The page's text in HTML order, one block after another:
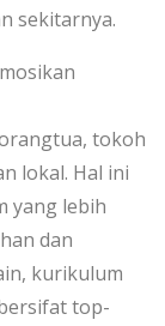
sekitarnya.
tokoh
lokal. Hal ini
yang lebih
dan
kurikulum
top-